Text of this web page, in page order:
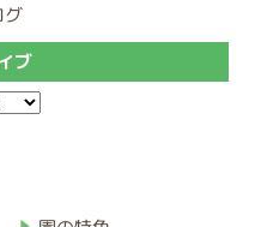
グ
ブ